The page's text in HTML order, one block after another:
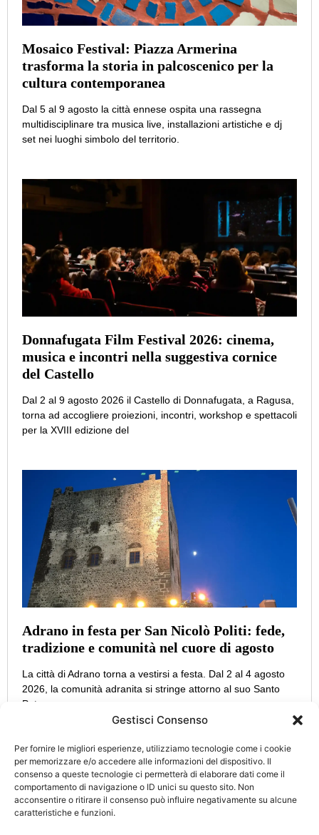
Gestisci Consenso
Per fornire le migliori esperienze, utilizziamo tecnologie come i cookie
per memorizzare e/o accedere alle informazioni del dispositivo. Il
consenso a queste tecnologie ci permetterà di elaborare dati come il
comportamento di navigazione o ID unici su questo sito. Non
acconsentire o ritirare il consenso può influire negativamente su alcune
caratteristiche e funzioni.
Mosaico Festival: Piazza Armerina
trasforma la storia in palcoscenico per la
cultura contemporanea
Dal 5 al 9 agosto la città ennese ospita una rassegna
multidisciplinare tra musica live, installazioni artistiche e dj
set nei luoghi simbolo del territorio.
Donnafugata Film Festival 2026: cinema,
musica e incontri nella suggestiva cornice
del Castello
Dal 2 al 9 agosto 2026 il Castello di Donnafugata, a Ragusa,
torna ad accogliere proiezioni, incontri, workshop e spettacoli
per la XVIII edizione del
Adrano in festa per San Nicolò Politi: fede,
tradizione e comunità nel cuore di agosto
La città di Adrano torna a vestirsi a festa. Dal 2 al 4 agosto
2026, la comunità adranita si stringe attorno al suo Santo
Patrono,
CATEGORIE
Attualità Cultura
INFO
UTILI